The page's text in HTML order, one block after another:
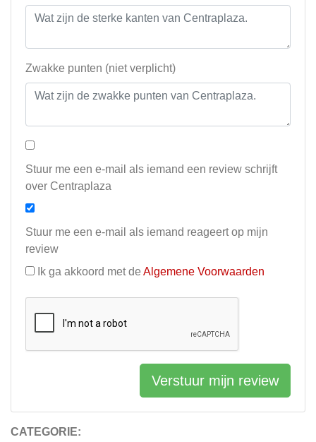
CATEGORIE:
Zwakke punten (niet verplicht)
Stuur me een e-mail als iemand een review schrijft
over Centraplaza
Stuur me een e-mail als iemand reageert op mijn
review
Ik ga akkoord met de Algemene Voorwaarden
Verstuur mijn review